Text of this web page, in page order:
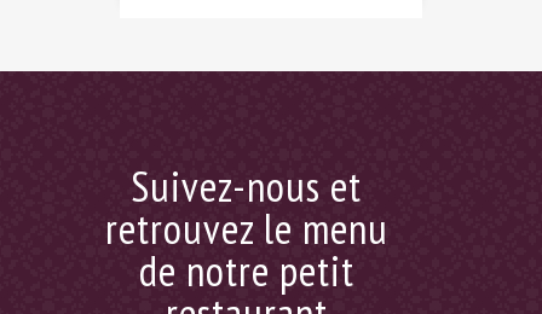
Suivez-nous et
retrouvez le menu
de notre petit